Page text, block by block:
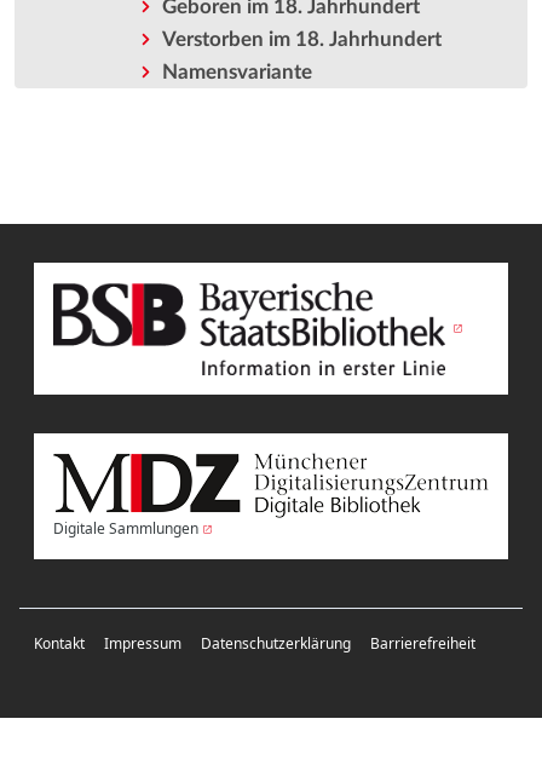
Geboren im 18. Jahrhundert
Verstorben im 18. Jahrhundert
Namensvariante
Digitale Sammlungen
Kontakt Impressum Datenschutzerklärung Barrierefreiheit